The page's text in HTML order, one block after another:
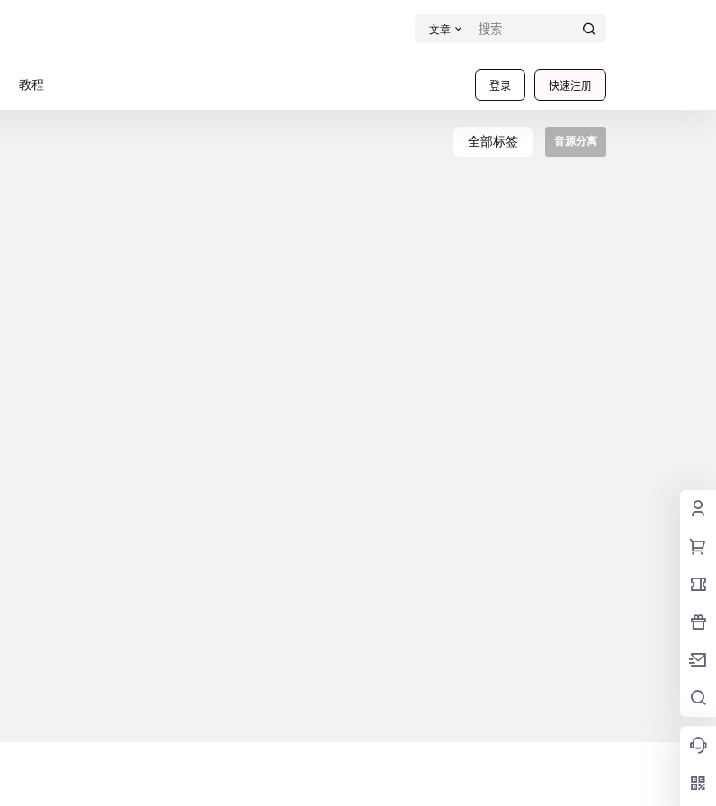
文章
登录 快速注册
教程
全部标签 音源分离